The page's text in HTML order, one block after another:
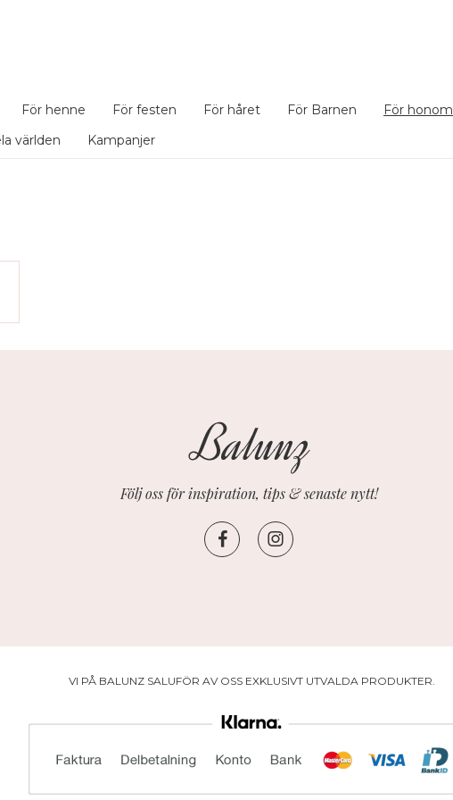
För henne För festen För håret För Barnen För honom
världen Kampanjer
Följ oss för inspiration, tips & senaste nytt!
VI PÅ BALUNZ SALUFÖR AV OSS EXKLUSIVT UTVALDA PRODUKTER.